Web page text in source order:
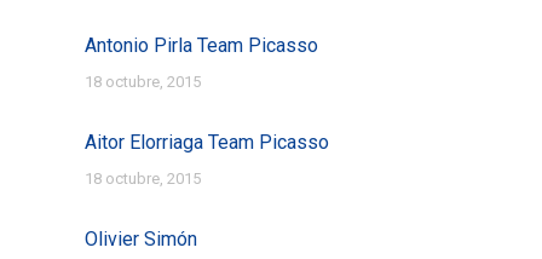
Antonio Pirla Team Picasso
18 octubre, 2015
Aitor Elorriaga Team Picasso
18 octubre, 2015
Olivier Simón